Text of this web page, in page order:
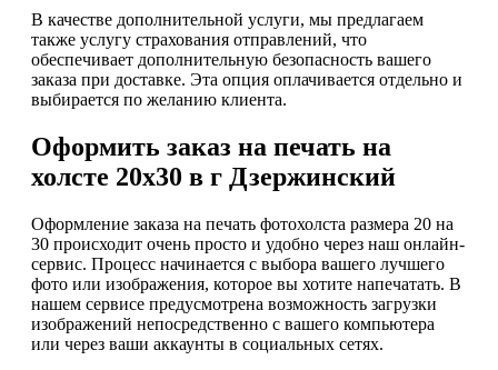
В качестве дополнительной услуги, мы предлагаем
также услугу страхования отправлений, что
обеспечивает дополнительную безопасность вашего
заказа при доставке. Эта опция оплачивается отдельно и
выбирается по желанию клиента.
Оформить заказ на печать на
холсте 20х30 в г Дзержинский
Оформление заказа на печать фотохолста размера 20 на
30 происходит очень просто и удобно через наш онлайн-
сервис. Процесс начинается с выбора вашего лучшего
фото или изображения, которое вы хотите напечатать. В
нашем сервисе предусмотрена возможность загрузки
изображений непосредственно с вашего компьютера
или через ваши аккаунты в социальных сетях.